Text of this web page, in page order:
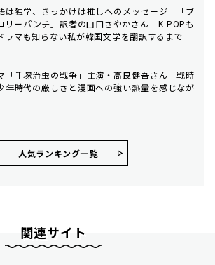
は独学、きっかけは推しへのメッセージ 「ブ
リーパンチ」訳者の山口さやかさん K-POPも
ラマも知らない私が韓国文学を翻訳するまで
「手塚治虫の戦争」主演・高良健吾さん 戦時
年時代の厳しさと漫画への強い熱量を感じなが
人気ランキング⼀覧
関連サイト